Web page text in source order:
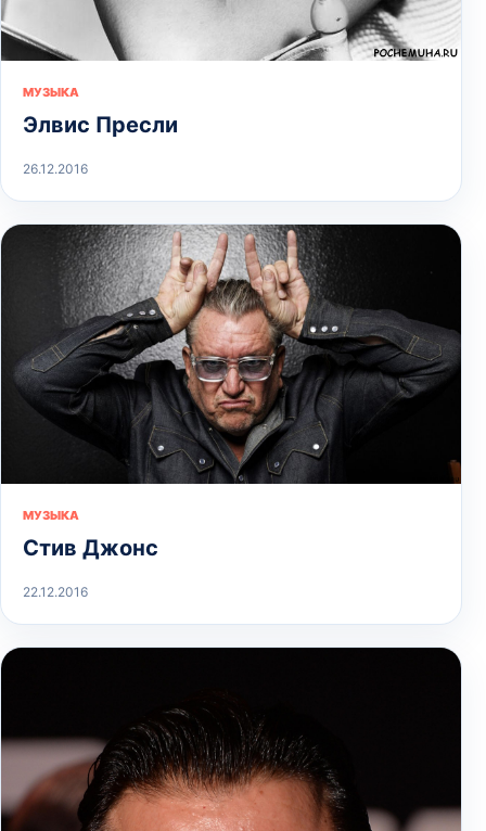
МУЗЫКА
Элвис Пресли
26.12.2016
МУЗЫКА
Стив Джонс
22.12.2016